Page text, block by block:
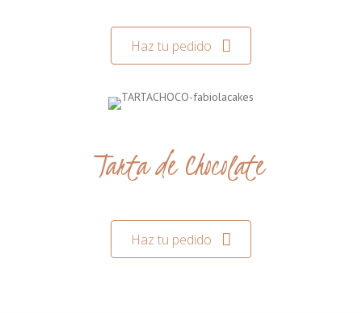
Haz tu pedido
Tarta de Chocolate
Haz tu pedido